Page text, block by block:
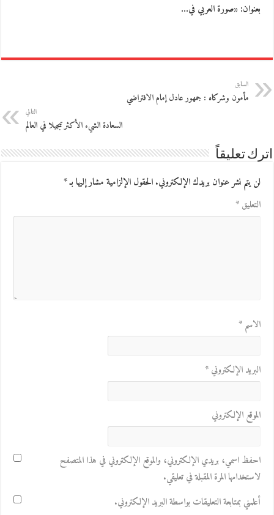
بعنوان: «صورة العربي في…
السابق
مأمون وشركاه : جمهور عادل إمام الافتراضي
التالي
السعادة الشيء الأكثر تبجيلا في العالم
اترك تعليقاً
لن يتم نشر عنوان بريدك الإلكتروني.الحقول الإلزامية مشار إليها بـ*
التعليق*
الاسم*
البريد الإلكتروني*
الموقع الإلكتروني
احفظ اسمي، بريدي الإلكتروني، والموقع الإلكتروني في هذا المتصفح
لاستخدامها المرة المقبلة في تعليقي.
أعلمني بمتابعة التعليقات بواسطة البريد الإلكتروني.